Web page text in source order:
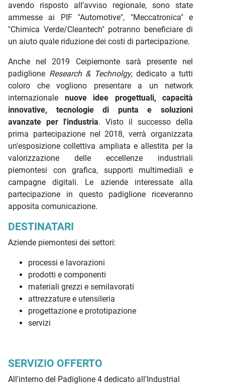
avendo risposto all’avviso regionale, sono state
ammesse ai PIF "Automotive", "Meccatronica" e
"Chimica Verde/Cleantech" potranno beneficiare di
un aiuto quale riduzione dei costi di partecipazione.
Anche nel 2019 Ceipiemonte sarà presente nel
padiglione Research & Technolgy, dedicato a tutti
coloro che vogliono presentare a un network
internazionale nuove idee progettuali, capacità
innovative, tecnologie di punta e soluzioni
avanzate per l'industria. Visto il successo della
prima partecipazione nel 2018, verrà organizzata
un'esposizione collettiva ampliata e allestita per la
valorizzazione delle eccellenze industriali
piemontesi con grafica, supporti multimediali e
campagne digitali. Le aziende interessate alla
partecipazione in questo padiglione riceveranno
apposita comunicazione.
DESTINATARI
Aziende piemontesi dei settori:
processi e lavorazioni
prodotti e componenti
materiali grezzi e semilavorati
attrezzature e utensileria
progettazione e prototipazione
servizi
SERVIZIO OFFERTO
All'interno del Padiglione 4 dedicato all'Industrial